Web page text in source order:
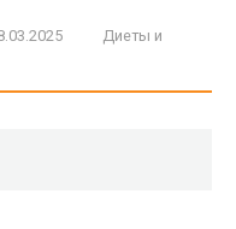
Диеты и